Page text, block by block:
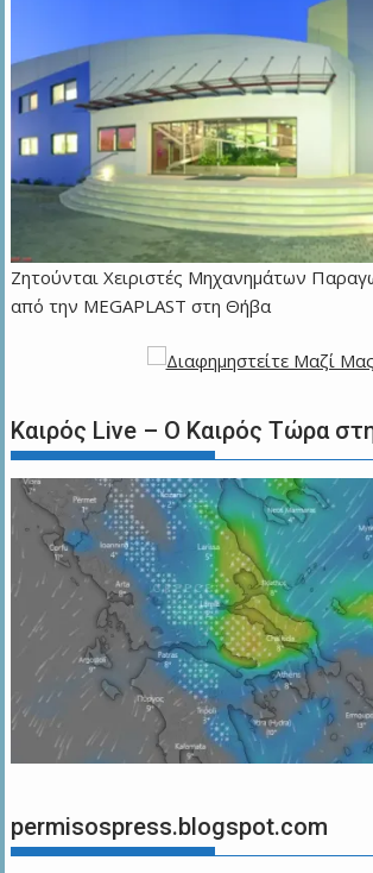
Zητούνται Χειριστές Μηχανημάτων
από την MEGAPLAST στη Θήβα
Καιρός Live – Ο Καιρός Τώρα
permisospress.blogspot.com